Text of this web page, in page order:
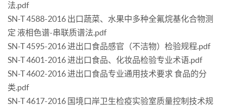
法.pdf
SN-T 4588-2016 出口蔬菜、水果中多种全氟烷基化合物测
定 液相色谱-串联质谱法.pdf
SN-T 4595-2016 进出口食品感官（不洁物）检验规程.pdf
SN-T 4601-2016 进出口食品、化妆品检验专业术语.pdf
SN-T 4602-2016 进出口食品专业通用技术要求 食品的分
类.pdf
SN-T 4617-2016 国境口岸卫生检疫实验室质量控制技术规